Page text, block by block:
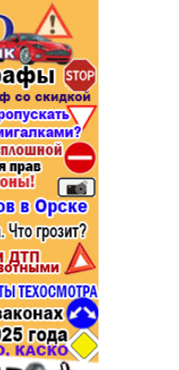
и связь
и финансы
Экспертиза, Страхование
организации
интересно